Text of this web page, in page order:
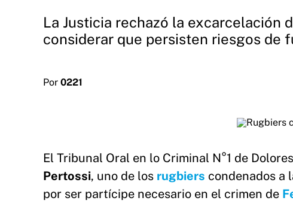
La Justicia rechazó la excarcelación
considerar que persisten riesgos de
Por 0221
El Tribunal Oral en lo Criminal N°1 de
Pertossi, uno de los rugbiers condenados a
por ser partícipe necesario en el crimen de